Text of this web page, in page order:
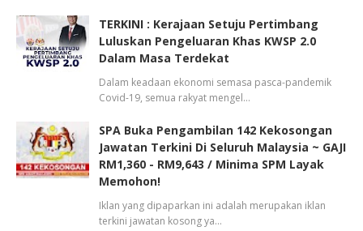
TERKINI : Kerajaan Setuju Pertimbang
Luluskan Pengeluaran Khas KWSP 2.0
Dalam Masa Terdekat
Dalam keadaan ekonomi semasa pasca-pandemik
Covid-19, semua rakyat mengel…
SPA Buka Pengambilan 142 Kekosongan
Jawatan Terkini Di Seluruh Malaysia ~ GAJI
RM1,360 - RM9,643 / Minima SPM Layak
Memohon!
Iklan yang dipaparkan ini adalah merupakan iklan
terkini jawatan kosong ya…